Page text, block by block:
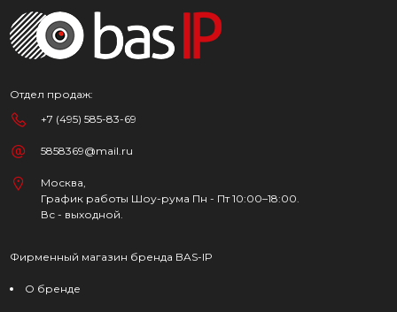
Отдел продаж:
+7 (495) 585-83-69
5858369@mail.ru
Москва,
График работы Шоу-рума Пн - Пт 10:00–18:00.
Вс - выходной.
Фирменный магазин бренда BAS-IP
О бренде